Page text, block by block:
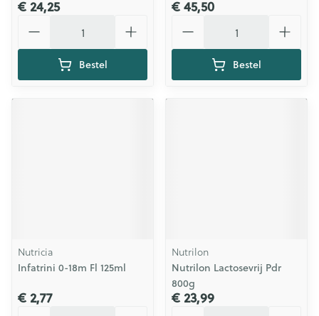
€ 24,25
Bestel
€ 45,50
Bestel
Nutricia
Infatrini 0-18m Fl 125ml
€ 2,77
Nutrilon
Nutrilon Lactosevrij Pdr
800g
€ 23,99